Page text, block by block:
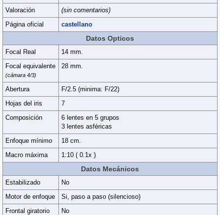
Valoración
(sin comentarios)
Página oficial
castellano
Datos Opticos
Focal Real
14 mm.
Focal equivalente
(cámara 4/3)
28 mm.
Abertura
F/2.5 (minima: F/22)
Hojas del iris
7
Composición
6 lentes en 5 grupos
3 lentes asféricas
Enfoque mínimo
18 cm.
Macro máxima
1:10 ( 0.1x )
Datos Mecánicos
Estabilizado
No
Motor de enfoque
Si, paso a paso (silencioso)
Frontal giratorio
No